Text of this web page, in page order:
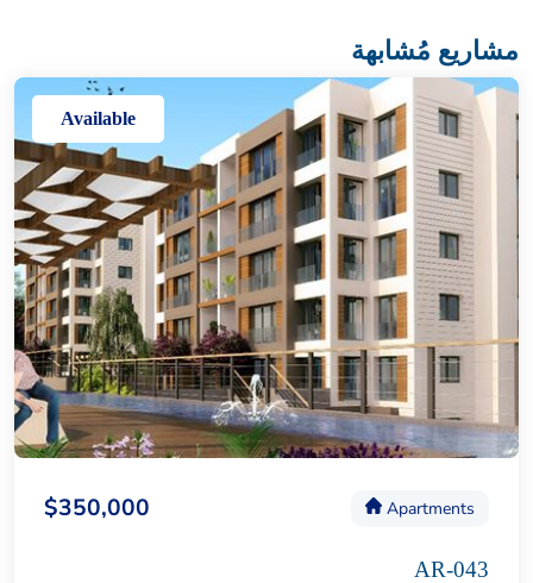
مشاريع مُشابهة
Available
Apartments
$350,000
AR-043